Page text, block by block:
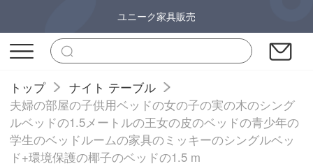
ユニーク家具販売
トップ
ナイト テーブル
夫婦の部屋の子供用ベッドの女の子の実の木のシング
ルベッドの1.5メートルの王女の皮のベッドの青少年の
学生のベッドルームの家具のミッキーのシングルベッ
ド+環境保護の椰子のベッドの1.5 m